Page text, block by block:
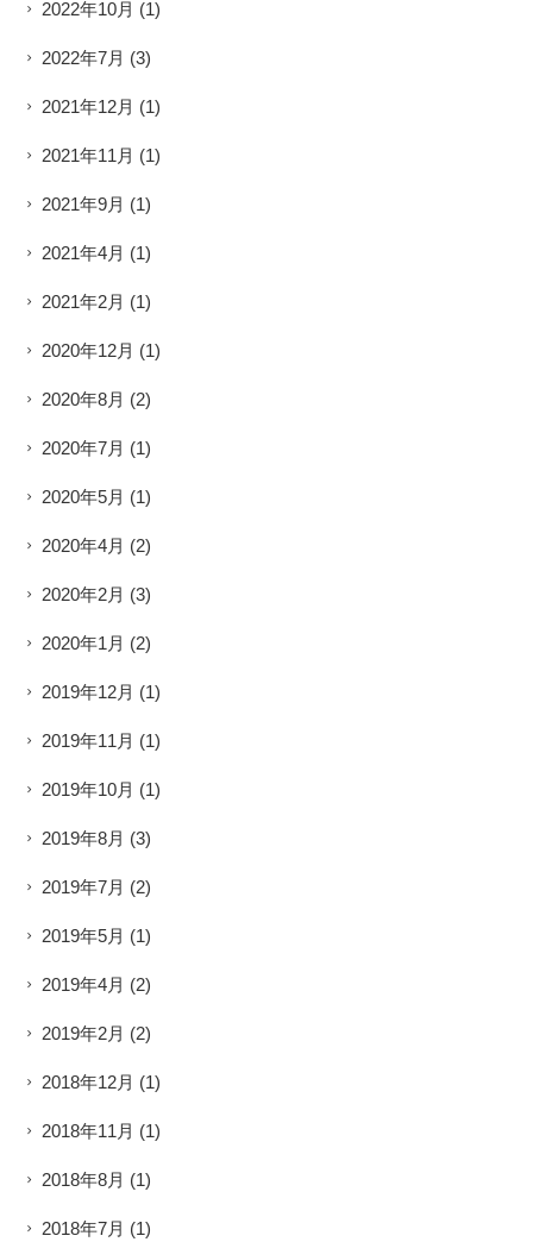
2022年10月 (1)
2022年7月 (3)
2021年12月 (1)
2021年11月 (1)
2021年9月 (1)
2021年4月 (1)
2021年2月 (1)
2020年12月 (1)
2020年8月 (2)
2020年7月 (1)
2020年5月 (1)
2020年4月 (2)
2020年2月 (3)
2020年1月 (2)
2019年12月 (1)
2019年11月 (1)
2019年10月 (1)
2019年8月 (3)
2019年7月 (2)
2019年5月 (1)
2019年4月 (2)
2019年2月 (2)
2018年12月 (1)
2018年11月 (1)
2018年8月 (1)
2018年7月 (1)